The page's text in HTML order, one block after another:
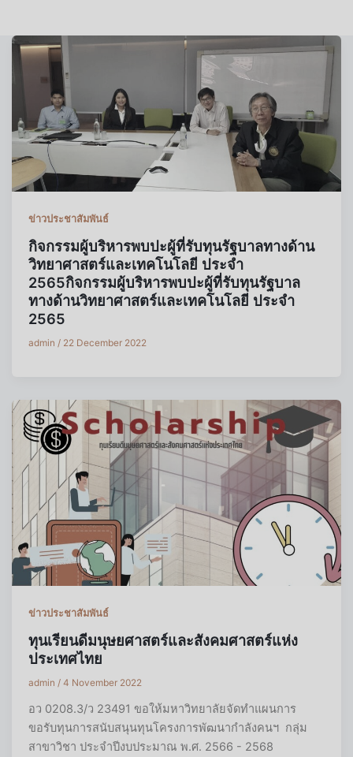
ข่าวประชาสัมพันธ์
กิจกรรมผู้บริหารพบปะผู้ที่รับทุนรัฐบาลทางด้าน
วิทยาศาสตร์และเทคโนโลยี ประจำ
2565กิจกรรมผู้บริหารพบปะผู้ที่รับทุนรัฐบาล
ทางด้านวิทยาศาสตร์และเทคโนโลยี ประจำ
2565
admin/ 22 December 2022
ข่าวประชาสัมพันธ์
ทุนเรียนดีมนุษยศาสตร์และสังคมศาสตร์แห่ง
ประเทศไทย
admin/4 November 2022
อว 0208.3/ว 23491 ขอให้มหาวิทยาลัยจัดทำแผนการ
ขอรับทุนการสนับสนุนทุนโครงการพัฒนากำลังคนฯ กลุ่ม
สาขาวิชา ประจำปีงบประมาณ พ.ศ. 2566 - 2568